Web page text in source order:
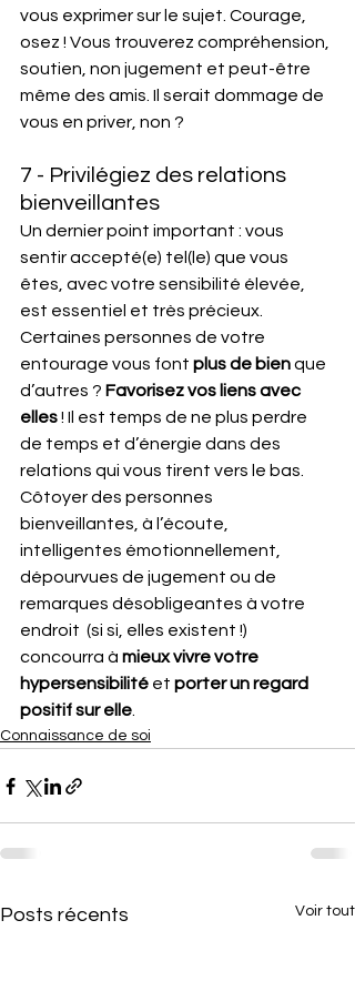
vous exprimer sur le sujet. Courage,
osez ! Vous trouverez compréhension,
soutien, non jugement et peut-être
même des amis. Il serait dommage de
vous en priver, non ?
7 - Privilégiez des relations
bienveillantes
Un dernier point important : vous
sentir accepté(e) tel(le) que vous
êtes, avec votre sensibilité élevée,
est essentiel et très précieux.
Certaines personnes de votre
entourage vous font plus de bien que
d’autres ? Favorisez vos liens avec
elles ! Il est temps de ne plus perdre
de temps et d’énergie dans des
relations qui vous tirent vers le bas.
Côtoyer des personnes
bienveillantes, à l’écoute,
intelligentes émotionnellement,
dépourvues de jugement ou de
remarques désobligeantes à votre
endroit  (si si, elles existent !)
concourra à mieux vivre votre
hypersensibilité et porter un regard
positif sur elle.
Connaissance de soi
Posts récents Voir tout